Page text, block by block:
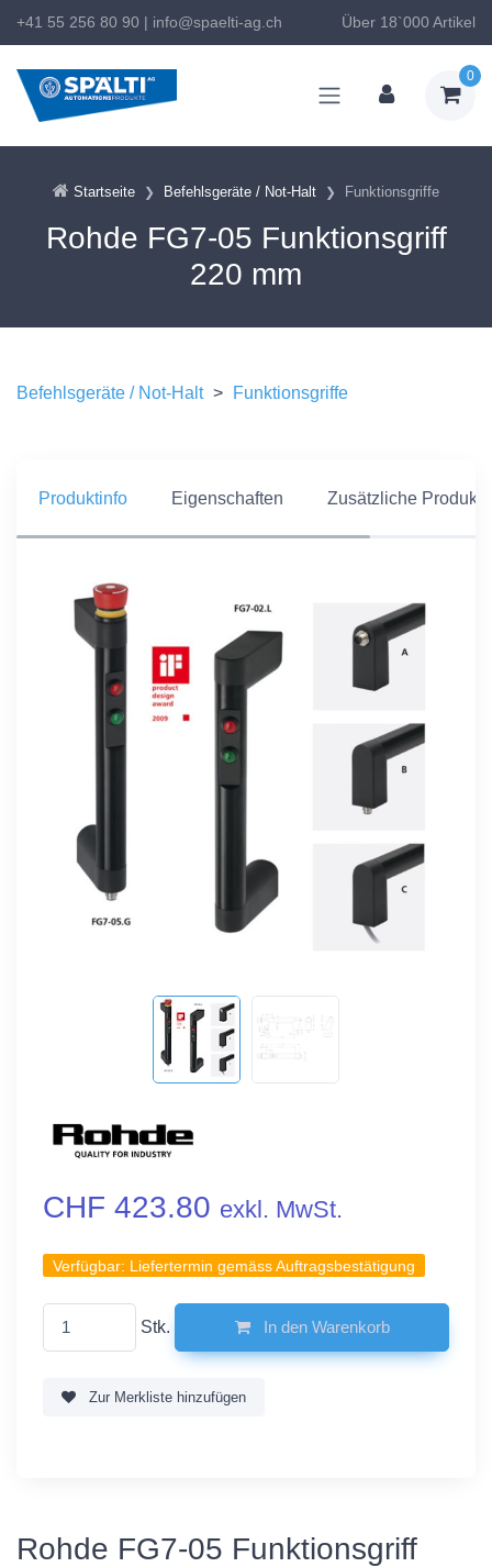
+41 55 256 80 90 | info@spaelti-ag.ch Über 18`000 Artikel
0
Startseite Befehlsgeräte / Not-Halt Funktionsgriffe
Rohde FG7-05 Funktionsgriff
220 mm
Befehlsgeräte / Not-Halt > Funktionsgriffe
Produktinfo Eigenschaften Zusätzliche
CHF 423.80 exkl. MwSt.
Verfügbar: Liefertermin gemäss Auftragsbestätigung
Stk. In den Warenkorb
Zur Merkliste hinzufügen
Rohde FG7-05 Funktionsgriff